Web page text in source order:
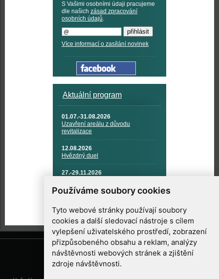
Používáme soubory cookies
Tyto webové stránky používají soubory
cookies a další sledovací nástroje s cílem
vylepšení uživatelského prostředí, zobrazení
přizpůsobeného obsahu a reklam, analýzy
návštěvnosti webových stránek a zjištění
zdroje návštěvnosti.
S Vašimi osobními údaji pracujeme
dle našich zásad zpracování
osobních údajů.
Více informací o zasílání novinek
Aktuální program
01.07.-31.08.2026
Uzavření areálu z důvodu
revitalizace
12.08.2026
Hvězdný duel
27.-29.11.2026
TECHNIKA A KOSMICKÉ
TECHNOLOGIE